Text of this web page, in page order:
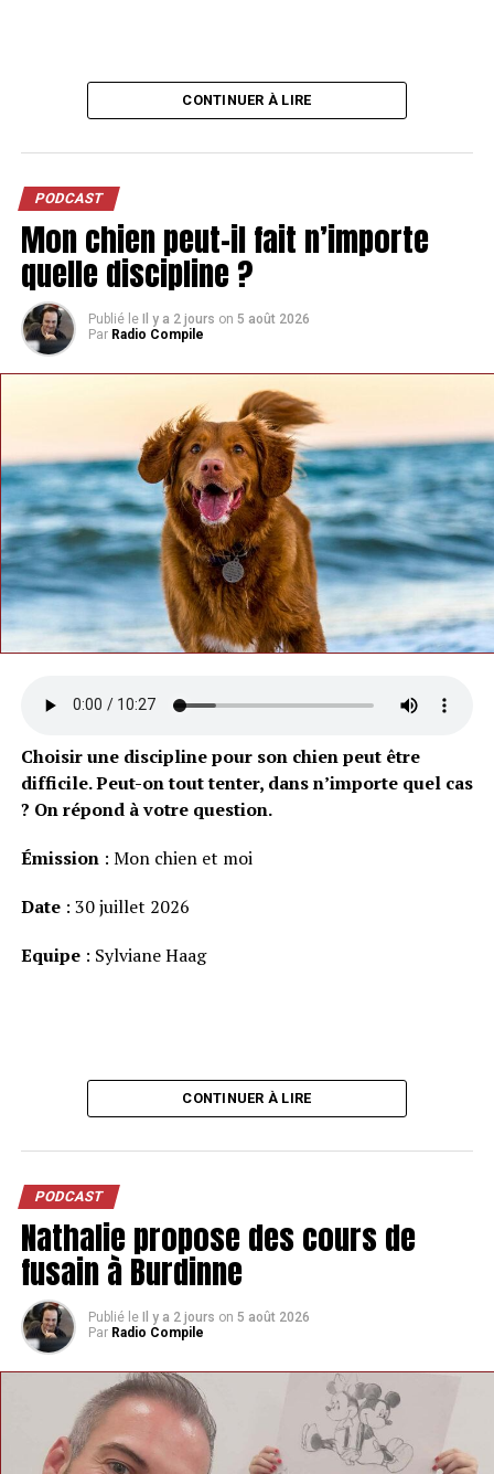
CONTINUER À LIRE
PODCAST
Mon chien peut-il fait n’importe
quelle discipline ?
Publié le Il y a 2 jours on 5 août 2026
Par Radio Compile
Choisir une discipline pour son chien peut être
difficile. Peut-on tout tenter, dans n’importe quel cas
? On répond à votre question.
Émission: Mon chien et moi
Date: 30 juillet 2026
Equipe: Sylviane Haag
CONTINUER À LIRE
PODCAST
Nathalie propose des cours de
fusain à Burdinne
Publié le Il y a 2 jours on 5 août 2026
Par Radio Compile